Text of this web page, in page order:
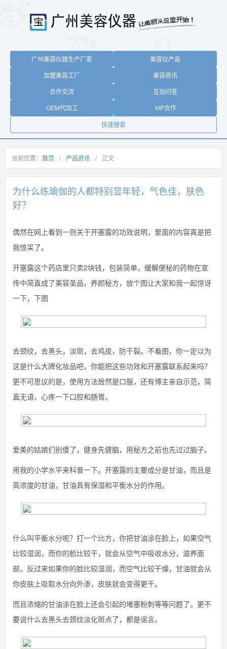
广州美容仪器生产厂家
美容仪产品
加盟美容工厂
美容资讯
合作交流
互动问答
OEM代加工
VIP合作
快速搜索
当前位置： 首页 / 产品资讯 / 正文
为什么练瑜伽的人都特别显年轻，气色佳，肤色
好？
偶然在网上看到一则关于开塞露的功效说明，里面的内容真是把
我惊呆了。
开塞露这个药店里只卖2块钱，包装简单，缓解便秘的药物在宣
传中简直成了美容圣品，养颜秘方，放个图让大家和我一起惊讶
一下，下图
去颈纹，去黑头，淡斑，去鸡皮，防干裂。不看图，你一定以为
这是什么大牌化妆品吧，你能把这些功效和开塞露联系起来吗？
更不可思议的是，使用方法居然是口服，还有博主亲自示范，简
直无语，心疼一下口腔和肠胃。
爱美的姑娘们别傻了，健身先健脑，用秘方之前也先过过脑子。
用我的小学水平来科普一下。开塞露的主要成分是甘油，而且是
高浓度的甘油，甘油具有保湿和平衡水分的作用。
什么叫平衡水分呢？打一个比方，你把甘油涂在脸上，如果空气
比较湿润，而你的脸比较干，就会从空气中吸收水分，滋养面
部，反过来如果你的脸比较湿润，而空气比较干燥，甘油就会从
你皮肤上吸取水分向外渗，皮肤就会变得更干。
而且浓缩的甘油涂在脸上还会引起的堵塞粉刺等等问题了。更不
要说什么去黑头去颈纹淡化斑点了，都是谣言。